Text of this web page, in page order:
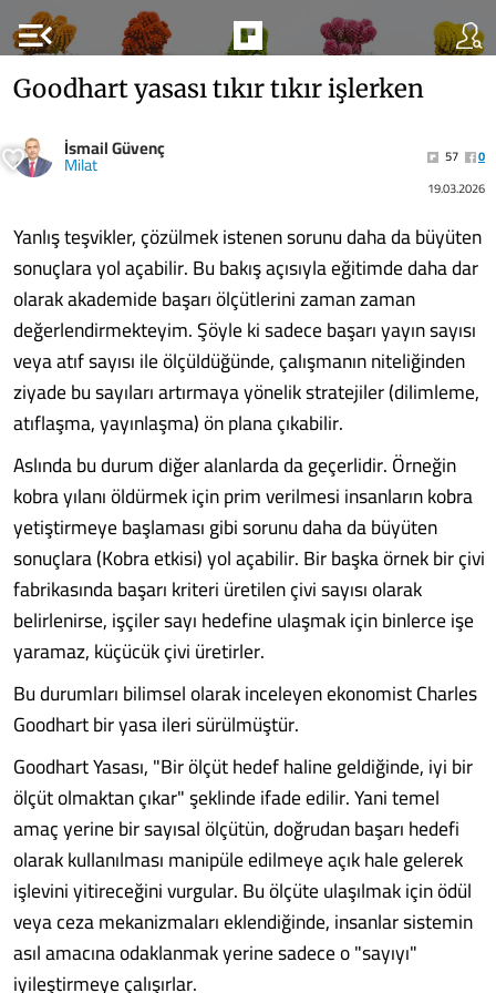
menu_open
Goodhart yasası tıkır tıkır işlerken
İsmail Güvenç
Milat 57
0
19.03.2026
Yanlış teşvikler, çözülmek istenen sorunu daha da büyüten
sonuçlara yol açabilir. Bu bakış açısıyla eğitimde daha dar
olarak akademide başarı ölçütlerini zaman zaman
değerlendirmekteyim. Şöyle ki sadece başarı yayın sayısı
veya atıf sayısı ile ölçüldüğünde, çalışmanın niteliğinden
ziyade bu sayıları artırmaya yönelik stratejiler (dilimleme,
atıflaşma, yayınlaşma) ön plana çıkabilir.
Aslında bu durum diğer alanlarda da geçerlidir. Örneğin
kobra yılanı öldürmek için prim verilmesi insanların kobra
yetiştirmeye başlaması gibi sorunu daha da büyüten
sonuçlara (Kobra etkisi) yol açabilir. Bir başka örnek bir çivi
fabrikasında başarı kriteri üretilen çivi sayısı olarak
belirlenirse, işçiler sayı hedefine ulaşmak için binlerce işe
yaramaz, küçücük çivi üretirler.
Bu durumları bilimsel olarak inceleyen ekonomist Charles
Goodhart bir yasa ileri sürülmüştür.
Goodhart Yasası, "Bir ölçüt hedef haline geldiğinde, iyi bir
ölçüt olmaktan çıkar" şeklinde ifade edilir. Yani temel
amaç yerine bir sayısal ölçütün, doğrudan başarı hedefi
olarak kullanılması manipüle edilmeye açık hale gelerek
işlevini yitireceğini vurgular. Bu ölçüte ulaşılmak için ödül
veya ceza mekanizmaları eklendiğinde, insanlar sistemin
asıl amacına odaklanmak yerine sadece o "sayıyı"
iyileştirmeye çalışırlar.